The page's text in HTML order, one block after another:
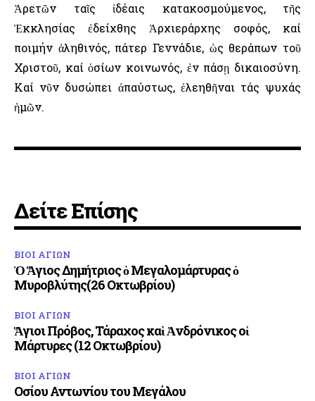
Ἀρετῶν ταῖς ἰδέαις κατακοσμούμενος, τῆς
Ἐκκλησίας ἐδείχθης Ἀρχιεράρχης σοφός, καί
ποιμήν ἀληθινός, πάτερ Γεννάδιε, ὡς θεράπων τοῦ
Χριστοῦ, καί ὁσίων κοινωνός, ἐν πάσῃ δικαιοσύνη.
Καί νῦν δυσώπει ἀπαύστως, ἐλεηθῆναι τάς ψυχάς
ἡμῶν.
Δείτε Επίσης
ΒΙΟΙ ΑΓΙΩΝ
Ὁ Ἅγιος Δημήτριος ὁ Μεγαλομάρτυρας ὁ
Μυροβλύτης(26 Οκτωβρίου)
ΒΙΟΙ ΑΓΙΩΝ
Ἅγιοι Πρόβος, Τάραχος καὶ Ἀνδρόνικος οἱ
Μάρτυρες (12 Οκτωβρίου)
ΒΙΟΙ ΑΓΙΩΝ
Οσίου Αντωνίου του Μεγάλου